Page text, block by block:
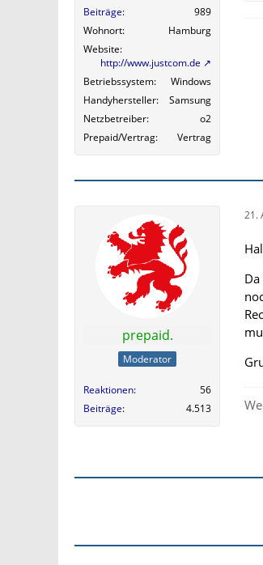
Beiträge
989
Wohnort
Hamburg
Website
http://www.justcom.de
Betriebssystem
Windows
Handyhersteller
Samsung
Netzbetreiber
o2
Prepaid/Vertrag
Vertrag
prepaid.
Moderator
Reaktionen
56
Beiträge
4.513
21.